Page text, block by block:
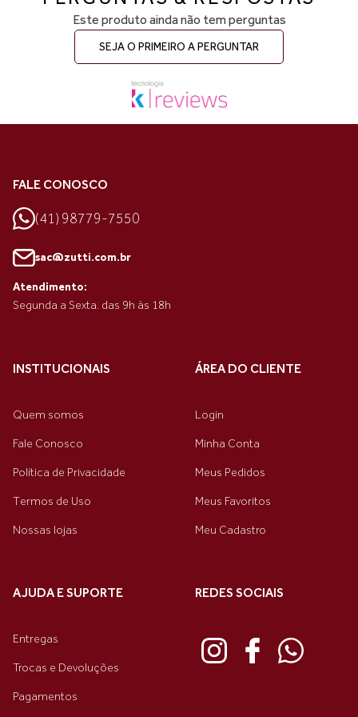
Este produto ainda não tem perguntas
SEJA O PRIMEIRO A PERGUNTAR
FALE CONOSCO
(41) 98779-7550
sac@zutti.com.br
Atendimento:
Segunda a Sexta. das 9h às 18h
INSTITUCIONAIS
Quem somos
Fale Conosco
Política de Privacidade
Termos de Uso
Nossas lojas
ÁREA DO CLIENTE
Login
Minha Conta
Meus Pedidos
Meus Favoritos
Meu Cadastro
AJUDA E SUPORTE
Entregas
Trocas e Devoluções
Pagamentos
REDES SOCIAIS